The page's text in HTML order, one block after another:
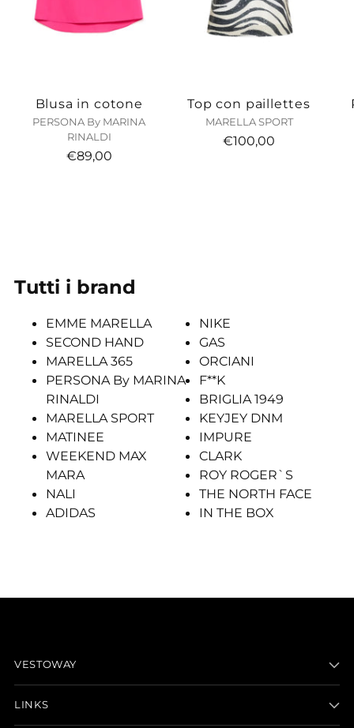
Blusa in cotone
PERSONA By MARINA
RINALDI
€89,00
Top con paillettes
MARELLA SPORT
€100,00
Tutti i brand
EMME MARELLA
SECOND HAND
MARELLA 365
PERSONA By MARINA
RINALDI
MARELLA SPORT
MATINEE
WEEKEND MAX
MARA
NALI
ADIDAS
NIKE
GAS
ORCIANI
F**K
BRIGLIA 1949
KEYJEY DNM
IMPURE
CLARK
ROY ROGER`S
THE NORTH FACE
IN THE BOX
VESTOWAY
LINKS